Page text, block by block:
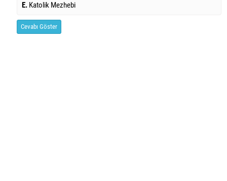
E. Katolik Mezhebi
Cevabı Göster